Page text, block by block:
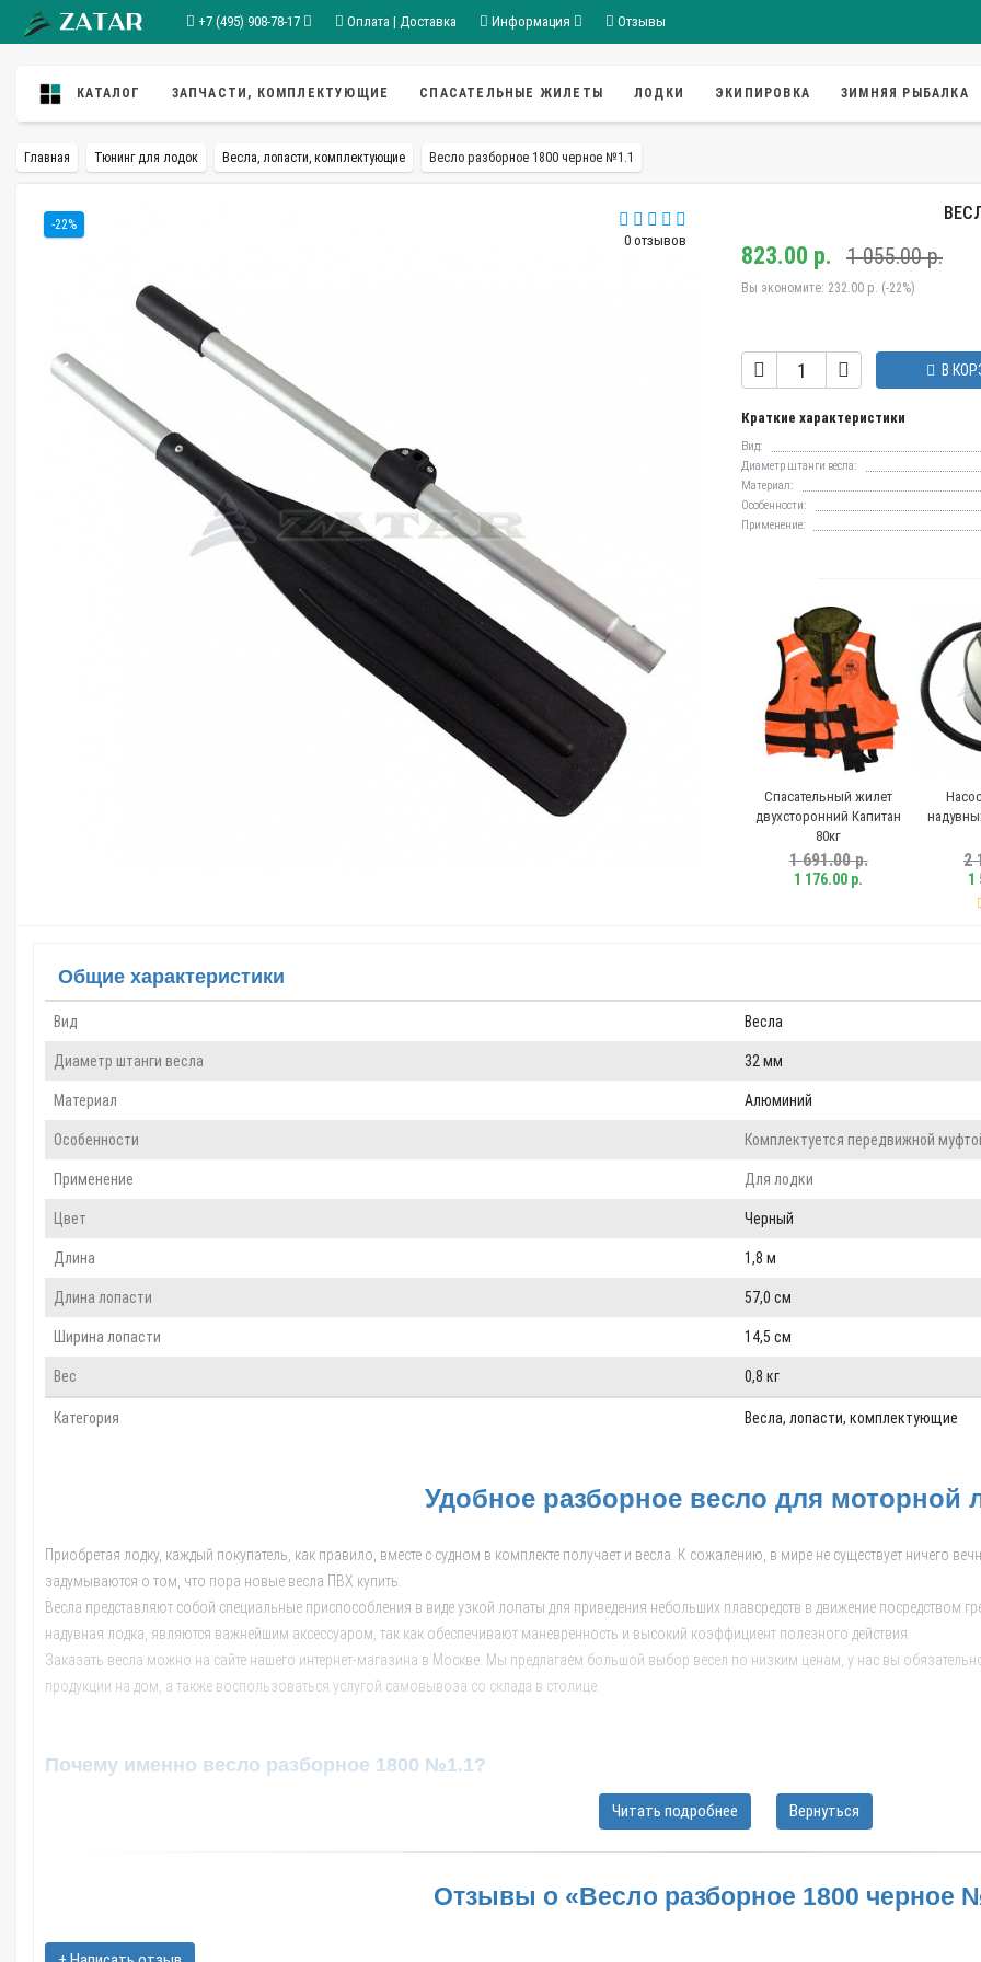
+7 (495) 908-78-17 Оплата | Доставка Информация Отзывы
КАТАЛОГ ЗАПЧАСТИ, КОМПЛЕКТУЮЩИЕ СПАСАТЕЛЬНЫЕ ЖИЛЕТЫ ЛОДКИ ЭКИПИРОВКА ЗИМНЯЯ РЫБАЛКА
Главная Тюнинг для лодок Весла, лопасти, комплектующие Весло разборное 1800 черное №1.1
-22%
0 отзывов
823.00 р. 1 055.00 р.
Вы экономите: 232.00 р. (-22%)
В
Краткие характеристики
Вид:
Диаметр штанги весла:
Материал:
Особенности:
Применение:
Спасательный жилет
двухсторонний Капитан
80кг
1 691.00 р.
1 176.00 р.
2
1
Общие характеристики
Вид Весла
Диаметр штанги весла 32 мм
Материал Алюминий
Особенности Комплектуется передвижной
Применение Для лодки
Цвет Черный
Длина 1,8 м
Длина лопасти 57,0 см
Ширина лопасти 14,5 см
Вес 0,8 кг
Категория Весла, лопасти, комплектующие
Удобное разборное весло для моторной
Приобретая лодку, каждый покупатель, как правило, вместе с судном в комплекте получает и весла. К сожалению, в мире не существует ничего
задумываются о том, что пора новые весла ПВХ купить.
Весла представляют собой специальные приспособления в виде узкой лопаты для приведения небольших плавсредств в движение посредством
надувная лодка, являются важнейшим аксессуаром, так как обеспечивают маневренность и высокий коэффициент полезного действия.
Заказать весла можно на сайте нашего интернет-магазина в Москве. Мы предлагаем большой выбор весел по низким ценам, у нас вы
продукции на дом, а также воспользоваться услугой самовывоза со склада в столице.
Почему именно весло разборное 1800 №1.1?
Модель, которую предлагаем мы, пользуется большим спросом среди рыбаков и любителей водных путешествий на надувных моторных лодках.
Читать подробнее Вернуться
Отзывы о «Весло разборное 1800 черное